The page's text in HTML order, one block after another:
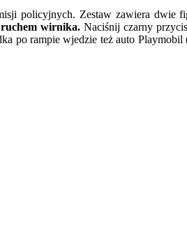
policyjnych. Zestaw zawiera dwie
ruchem wirnika.Naciśnij czarny
po rampie wjedzie też auto